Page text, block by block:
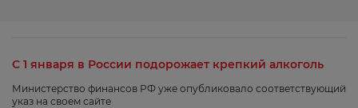
С 1 января в России подорожает крепкий алкоголь
Министерство финансов РФ уже опубликовало соответствующий
указ на своем сайте